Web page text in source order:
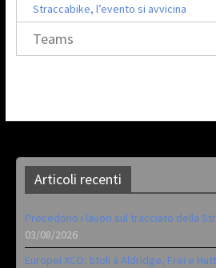
Straccabike, l’evento si avvicina
Teams
Articoli recenti
Procedono i lavori sul tracciato della
03/08/2026
Europei XCO: titoli a Aldridge, Frei e